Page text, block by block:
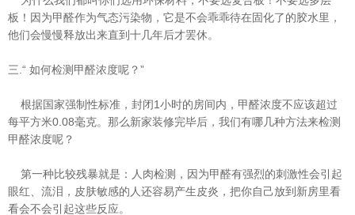
板！因为甲醛作为气态污染物，它是不会乖乖待在固化了的胶水里，
他们会慢慢释放出来直到十几年后才罢休。
三.“ 如何检测甲醛浓度呢？”
根据国家强制性标准，封闭1小时的房间内，甲醛浓度不应该超过
每平方米0.08毫克。那么新家装修完毕后，我们有哪几种方法来检测
甲醛浓度呢？
第一种比较残暴就是：人肉检测，因为甲醛有强烈的刺激性会引起
眼红、流泪，皮肤敏感的人还容易产生皮炎，把你自己放到新房里看
看会不会引起这些反应。